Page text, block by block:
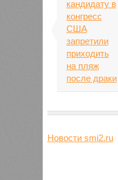
Новости smi2.ru